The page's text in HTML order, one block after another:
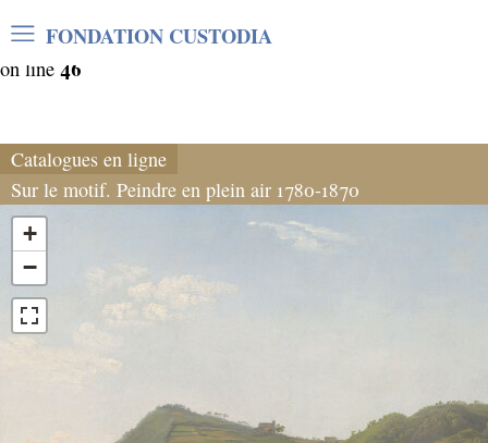
Warning: Undefined array key "var_mode" in
/home/clients/06cf3fb6db0bf3383064f508e4e3b220/
on line 46
FONDATION CUSTODIA
Catalogues en ligne
Sur le motif. Peindre en plein air 1780-1870
+
−